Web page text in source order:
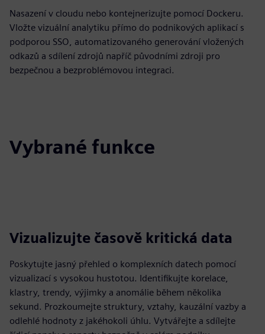
Nasazení v cloudu nebo kontejnerizujte pomocí Dockeru.
Vložte vizuální analytiku přímo do podnikových aplikací s
podporou SSO, automatizovaného generování vložených
odkazů a sdílení zdrojů napříč původními zdroji pro
bezpečnou a bezproblémovou integraci.
Vybrané funkce
Vizualizujte časově kritická data
Poskytujte jasný přehled o komplexních datech pomocí
vizualizací s vysokou hustotou. Identifikujte korelace,
klastry, trendy, výjimky a anomálie během několika
sekund. Prozkoumejte struktury, vztahy, kauzální vazby a
odlehlé hodnoty z jakéhokoli úhlu. Vytvářejte a sdílejte